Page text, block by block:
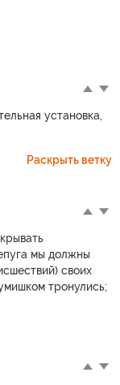
установка,
Раскрыть ветку
мы должны
своих
тронулись;